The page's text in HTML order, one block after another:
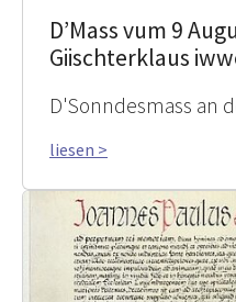
D’Mass vum 9
Giischterklaus
D'Sonndesmass an
liesen >